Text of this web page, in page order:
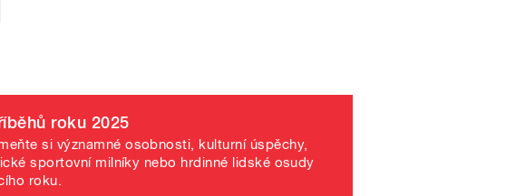
pořadu Casablanca.
najdou i archivní perly, například
Paměti katovské rodiny Mydlářů.
vysílání, nové díly oblíbených
roku 2025
si významné osobnosti, kulturní úspěchy,
sportovní milníky nebo hrdinné lidské osudy
roku.